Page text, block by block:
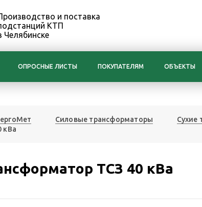
и поставка
КТП
Челябинске
ОПРОСНЫЕ ЛИСТЫ ПОКУПАТЕЛЯМ ОБЪЕКТЫ
Силовые трансформаторы Сухие
кВа
ТСЗ 40 кВа